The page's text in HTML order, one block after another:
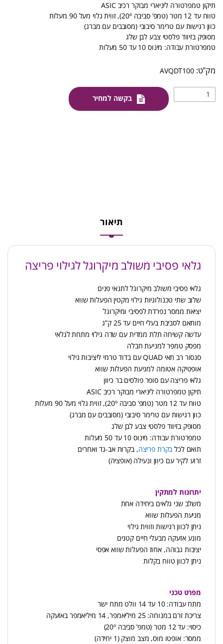
תיקון טמפרטורה ליניארי מבוקר רכיב ASIC
טווח עד 12 מטר (טמפ’ סביבה 20º), זווית גלוי מעל 90 מעלות
כוון רגישות עם טרימר סיבובי (מסובבים עם מברג)
מסופק בזיווד פלסטי צבע לבן שלג
טמפרטורת עבודה: מינוס 10 עד 50 מעלות
AVQDT100
בקשה למחיר
תיאור
גלאי פסיבי משולב מיקרוגל לגילוי פריצה
גלאי פסיבי משולב מיקרוגל לתנאי פנים
שלוב שתי טכנולוגיות גילוי מקטין הפעלות שווא
יציאת ממסר נפרדת לפסיבי ומיקרוגל
מותאם לסביבת בעלי חיים עד 25 ק”ג
עדשה קשיחה תלת ממדית עם שדה גילוי מתחת לגלאי
מפסק טמפר למניעת חבלה
סנסור רב תאי QUAD עם בדוד טרמי ליציבות גילוי
אופטיקה אטומה למניעת הפעלות שווא
גלאי פריצה עם סופר פולסים בר כיוון
תיקון טמפרטורה ליניארי מבוקר רכיב ASIC
טווח עד 12 מטר (טמפ’ סביבה 20º), זווית גלוי מעל 90 מעלות
כוון רגישות עם טרימר סיבובי (מסובבים עם מברג)
מסופק בזיווד פלסטי צבע לבן שלג
טמפרטורת עבודה: מינוס 10 עד 50 מעלות
תואם לכל בקרת פריצה, בקרות אב-גד ואחרים
זרוע לקיר עם כיוון ונעילה (אופציה)
יתרונות למתקין
משלב שני גלאים ביחידה אחת
מניעת הפעלות שווא
ניתן לכוון רגישות וזווית גילוי
מונע אזעקה מבעלי חיים קטנים
יציבות גבוהה, אחוז הפעלות שווא אפסי
ניתן לכוון טווח בקלות
מפרט טכני
מתח עבודה: 10 עד 14 וולט מתח ישר
צריכת זרם במנוחה: 25 מיליאמפר, 14 מיליאמפר באזעקה
כיסוי: עד 12 מטר
(טמפ’ סביבה 20º)
ממסר: אופטו מוס, מצב מוצק (1 יחידה)